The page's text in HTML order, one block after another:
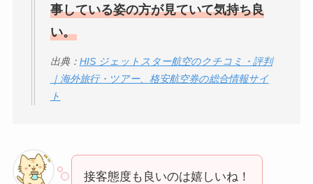
事している姿の方が見ていて気持ち良
い。
出典： HIS ジェットスター航空のクチコミ・評判
｜海外旅行・ツアー、格安航空券の総合情報サイ
ト
接客態度も良いのは嬉しいね！